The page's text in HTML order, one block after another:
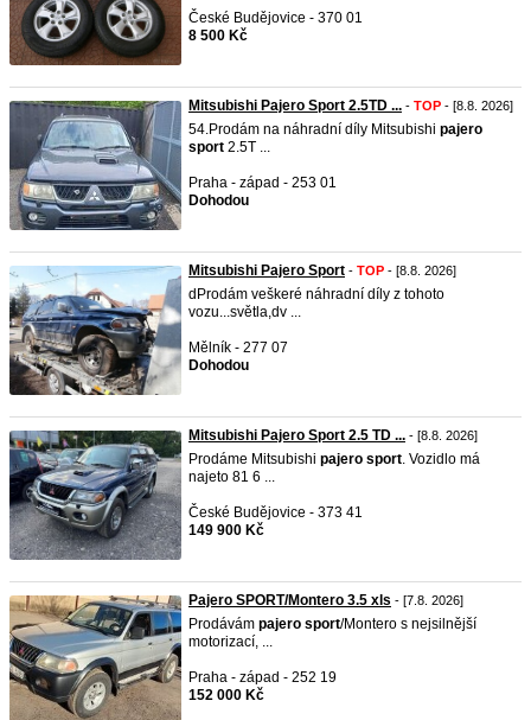
České Budějovice - 370 01
8 500 Kč
Mitsubishi Pajero Sport 2.5TD ... - TOP - [8.8. 2026]
54.Prodám na náhradní díly Mitsubishi pajero
sport 2.5T ...
Praha - západ - 253 01
Dohodou
Mitsubishi Pajero Sport - TOP - [8.8. 2026]
dProdám veškeré náhradní díly z tohoto
vozu...světla,dv ...
Mělník - 277 07
Dohodou
Mitsubishi Pajero Sport 2.5 TD ... - [8.8. 2026]
Prodáme Mitsubishi pajero sport. Vozidlo má
najeto 81 6 ...
České Budějovice - 373 41
149 900 Kč
Pajero SPORT/Montero 3.5 xls - [7.8. 2026]
Prodávám pajero sport/Montero s nejsilnější
motorizací, ...
Praha - západ - 252 19
152 000 Kč